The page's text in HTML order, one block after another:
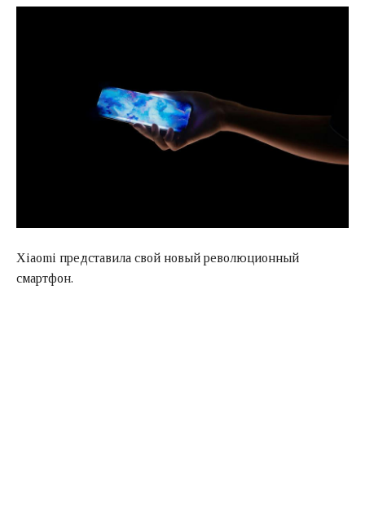
Xiaomi представила свой новый революционный
смартфон.